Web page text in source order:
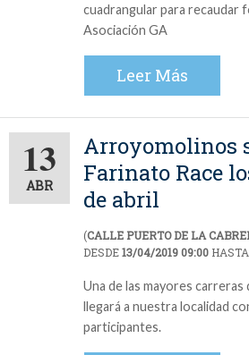
cuadrangular para recaudar
Asociación GA
Leer Más
13
ABR
Arroyomolinos
Farinato Race
de abril
(CALLE PUERTO DE LA
DESDE13/04/2019 09:00 HASTA
Una de las mayores
llegará a nuestra localidad
participantes.